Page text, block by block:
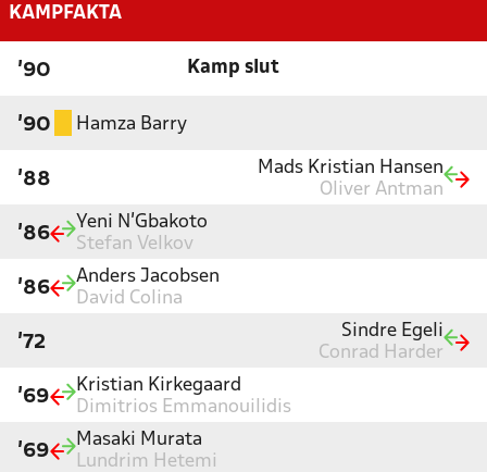
KAMPFAKTA
'90 Kamp slut
'90 Hamza Barry
'88
Mads Kristian Hansen
Oliver Antman
'86
Yeni N'Gbakoto
Stefan Velkov
'86
Anders Jacobsen
David Colina
'72
Sindre Egeli
Conrad Harder
'69
Kristian Kirkegaard
Dimitrios Emmanouilidis
'69
Masaki Murata
Lundrim Hetemi